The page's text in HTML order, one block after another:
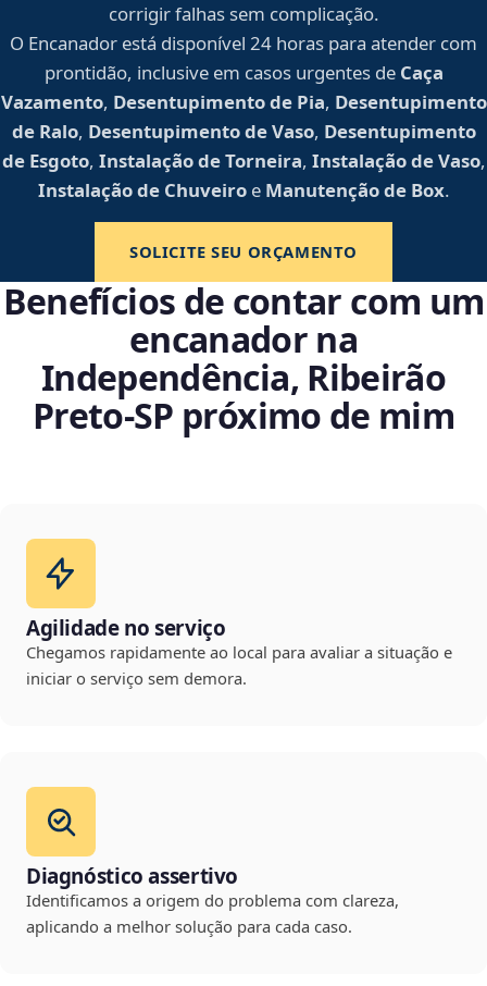
corrigir falhas sem complicação.
O Encanador está disponível 24 horas para atender com
prontidão, inclusive em casos urgentes de Caça
Vazamento, Desentupimento de Pia, Desentupimento
de Ralo, Desentupimento de Vaso, Desentupimento
de Esgoto, Instalação de Torneira, Instalação de Vaso,
Instalação de Chuveiroe Manutenção de Box.
SOLICITE SEU ORÇAMENTO
Benefícios de contar com um
encanador na
Independência, Ribeirão
Preto‑SP próximo de mim
Agilidade no serviço
Chegamos rapidamente ao local para avaliar a situação e
iniciar o serviço sem demora.
Diagnóstico assertivo
Identificamos a origem do problema com clareza,
aplicando a melhor solução para cada caso.